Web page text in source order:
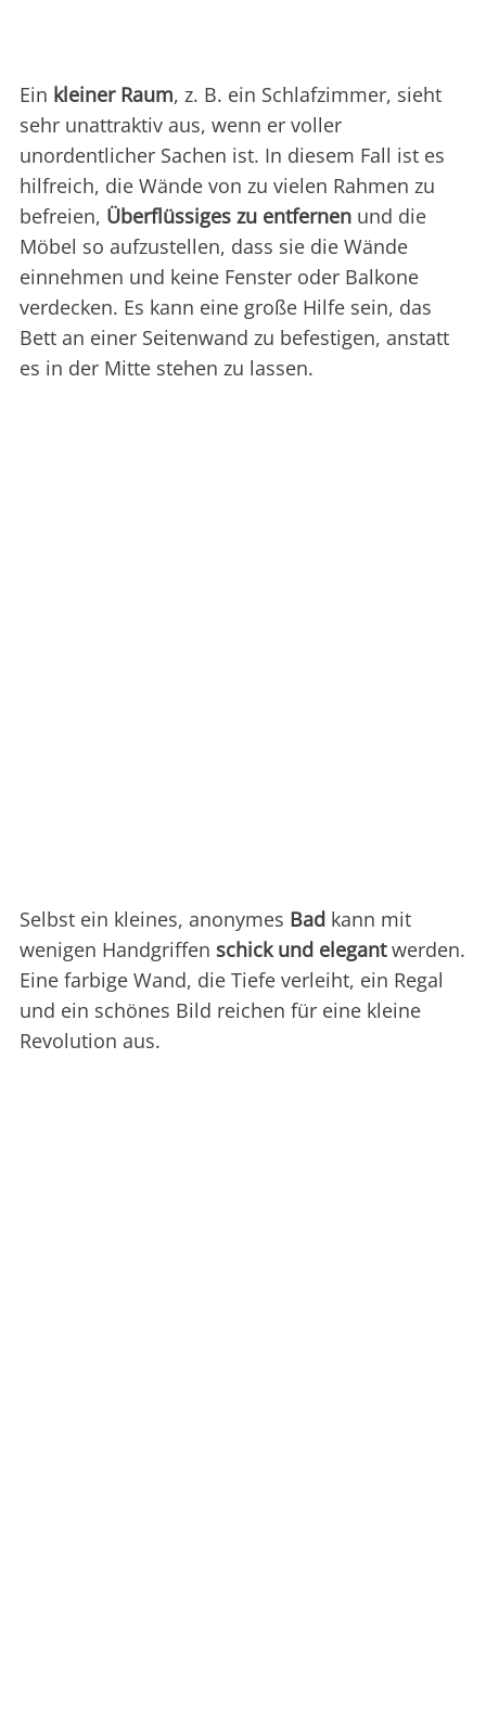
Ein kleiner Raum, z. B. ein Schlafzimmer, sieht
sehr unattraktiv aus, wenn er voller
unordentlicher Sachen ist. In diesem Fall ist es
hilfreich, die Wände von zu vielen Rahmen zu
befreien, Überflüssiges zu entfernen und die
Möbel so aufzustellen, dass sie die Wände
einnehmen und keine Fenster oder Balkone
verdecken. Es kann eine große Hilfe sein, das
Bett an einer Seitenwand zu befestigen, anstatt
es in der Mitte stehen zu lassen.
Selbst ein kleines, anonymes Bad kann mit
wenigen Handgriffen schick und elegantwerden.
Eine farbige Wand, die Tiefe verleiht, ein Regal
und ein schönes Bild reichen für eine kleine
Revolution aus.